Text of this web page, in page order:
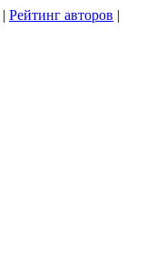
| Рейтинг авторов |